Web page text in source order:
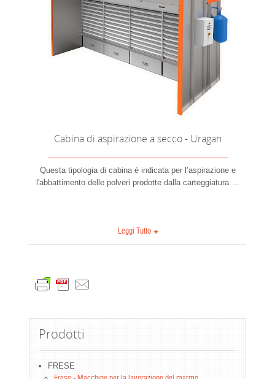
Cabina di aspirazione a secco - Uragan
Questa tipologia di cabina è indicata per l’aspirazione e
l'abbattimento delle polveri prodotte dalla carteggiatura.…
Leggi Tutto
Prodotti
FRESE